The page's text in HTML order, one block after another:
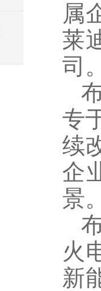
属
莱
司
专
续
企
景
火
新